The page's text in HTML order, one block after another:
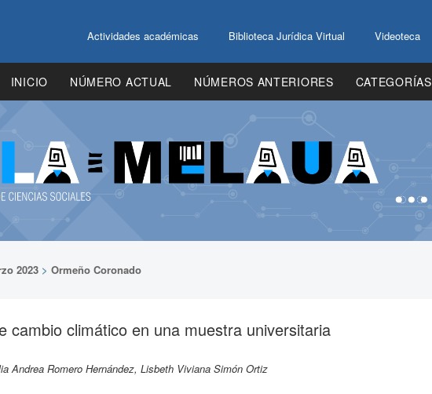
Actividades académicas Biblioteca Jurídica Virtual Videoteca
INICIO NÚMERO ACTUAL NÚMEROS ANTERIORES CATEGORÍAS
2023 > Ormeño Coronado
cambio climático en una muestra universitaria
Andrea Romero Hernández, Lisbeth Viviana Simón Ortiz